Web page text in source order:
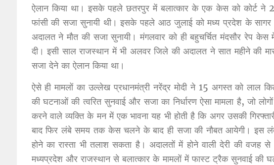
ऐलान किया था। इसके पहले छतरपुर में बलात्कार के एक केस को कोर्ट ने
फांसी की सजा सुनायी थी। इसके पहले आठ जुलाई को मध्य प्रदेश के सागर
अदालत ने मौत की सजा सुनायी। मंगलवार को ही बहुचर्चित मंदसौर रेप
दी। इसी साल राजस्थान में भी अलवर जिले की अदालत ने सात महीने की
सजा देने का ऐलान किया था।
ऐसे ही मामलों का उल्लेख प्रधानमंत्री नरेंद्र मोदी ने 15 अगस्त को लाल
की घटनाओं की त्वरित सुनवाई और सजा का निर्धारण ऐसा मामला है, जो
करने वाले व्यक्ति के मन में एक भावना यह भी होती है कि अगर उसकी
बाद फिर लंबे समय तक केस चलने के बाद ही सजा की नौबत आयेगी। इस
होने का रास्ता भी तलाश सकता है। अदालतों में होने वाली देरी की वजह
मध्यप्रदेश और राजस्थान से बलात्कार के मामलों में फास्ट ट्रैक सुनवाई की